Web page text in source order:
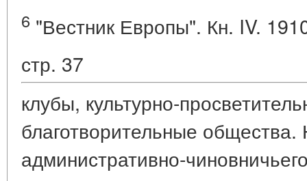
6 "Вестник Европы". Кн. IV.
стр. 37
клубы, культурно-
благотворительные общества.
административно-